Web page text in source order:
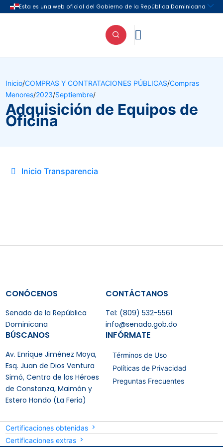

Inicio/COMPRAS Y CONTRATACIONES PÚBLICAS/Compras
Menores/2023/Septiembre/
Adquisición de Equipos de
Oficina
Inicio Transparencia
CONÓCENOS
Senado de la República
Dominicana
CONTÁCTANOS
Tel: (809) 532-5561
info@senado.gob.do
BÚSCANOS
Av. Enrique Jiménez Moya,
Esq. Juan de Dios Ventura
Simó, Centro de los Héroes
de Constanza, Maimón y
Estero Hondo (La Feria)
INFÓRMATE
Términos de Uso
Políticas de Privacidad
Preguntas Frecuentes
Certificaciones obtenidas
Certificaciones extras